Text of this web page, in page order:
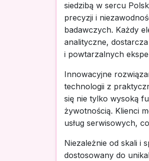
siedzibą w sercu
precyzji i
badawczych. Każdy
analityczne,
i powtarzalnych
Innowacyjne
technologii z
się nie tylko wysoką
żywotnością. Klienci
usług serwisowych,
Niezależnie od skali i
dostosowany do